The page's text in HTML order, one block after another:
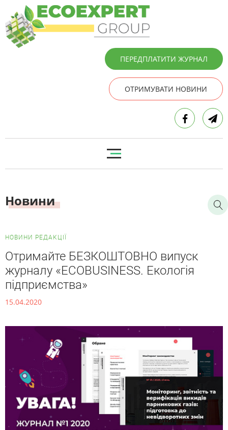
ПЕРЕДПЛАТИТИ ЖУРНАЛ
ОТРИМУВАТИ НОВИНИ
Новини
НОВИНИ РЕДАКЦІЇ
Отримайте БЕЗКОШТОВНО випуск
журналу «ECOBUSINESS. Екологія
підприємства»
15.04.2020